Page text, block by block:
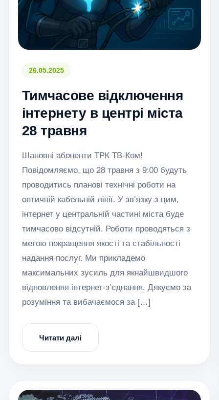
26.05.2025
Тимчасове відключення
інтернету в центрі міста
28 травня
Шановні абоненти ТРК ТВ-Ком!
Повідомляємо, що 28 травня з 9:00 будуть
проводитись планові технічні роботи на
оптичній кабельній лінії. У зв’язку з цим,
інтернет у центральній частині міста буде
тимчасово відсутній. Роботи проводяться з
метою покращення якості та стабільності
надання послуг. Ми прикладемо
максимальних зусиль для якнайшвидшого
відновлення інтернет-з’єднання. Дякуємо за
розуміння та вибачаємося за […]
Читати далі